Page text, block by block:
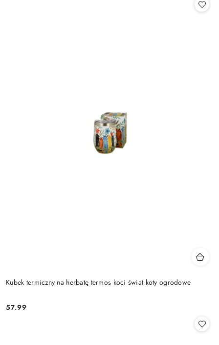
Kubek termiczny na herbatę termos koci świat koty ogrodowe
Cena:
57.99